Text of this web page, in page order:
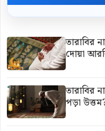
তারাবির
দোয়া
তারাবির
পড়া